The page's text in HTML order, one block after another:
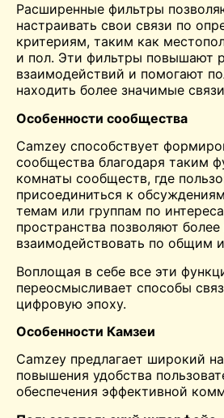
Расширенные фильтры
настраивать свои связи по
критериям, таким как
и пол. Эти фильтры повышают
взаимодействий и помогают
находить более значимые
Особенности сообщества
Camzey способствует
сообщества благодаря таким
комнаты сообществ, где
присоединиться к
темам или группам по
пространства позволяют более
взаимодействовать по общим
Воплощая в себе все эти
переосмысливает способы
цифровую эпоху.
Особенности Камзеи
Camzey предлагает широкий
повышения удобства
обеспечения эффективной